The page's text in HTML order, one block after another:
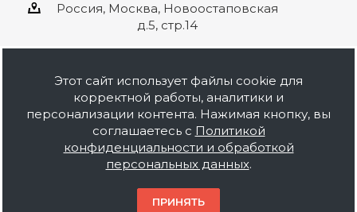
Россия, Москва, Новоостаповская
д.5, стр.14
2026 © ООО Баустов. Собственное
производство лакокрасочной продукции,
оптовая и розничная продажа строительных
материалов, комплектация объектов под ключ.
Информация на сайте носит ознакомительный
характер и не является публичной офертой.
Этот сайт использует файлы cookie для
корректной работы, аналитики и
персонализации контента. Нажимая кнопку, вы
соглашаетесь с Политикой
конфиденциальности и обработкой
персональных данных.
ПРИНЯТЬ